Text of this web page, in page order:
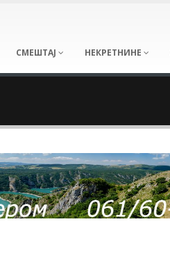
СМЕШТАЈ НЕКРЕТНИНЕ